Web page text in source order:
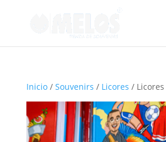
Inicio/ Souvenirs / Licores / Licores